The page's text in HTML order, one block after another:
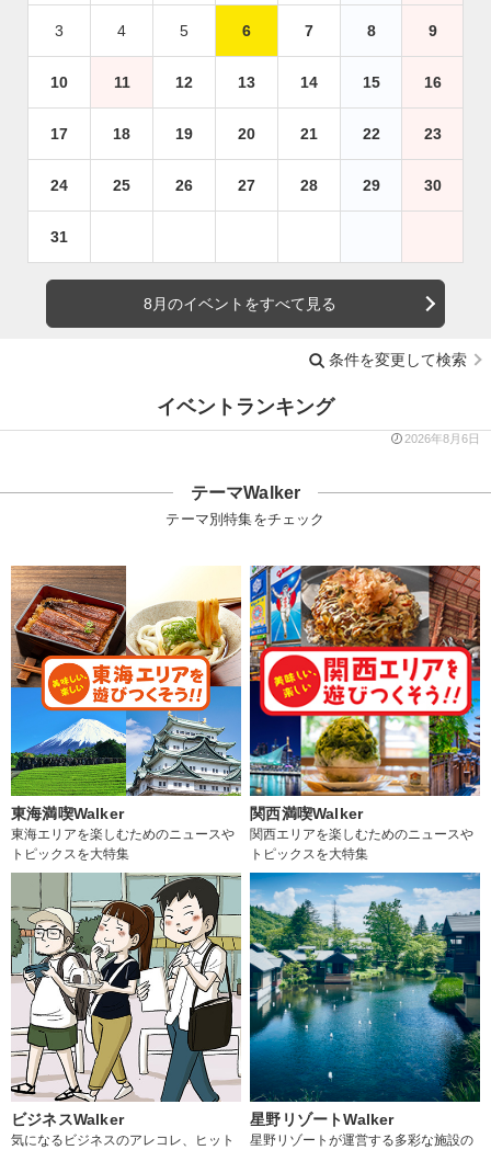
3 4 5 6 7 8 9
10 11 12 13 14 15 16
17 18 19 20 21 22 23
24 25 26 27 28 29 30
31
8月のイベントをすべて見る
条件を変更して検索
イベントランキング
2026年8月6日
テーマWalker
テーマ別特集をチェック
東海満喫Walker
東海エリアを楽しむためのニュースや
トピックスを大特集
関西満喫Walker
関西エリアを楽しむためのニュースや
トピックスを大特集
ビジネスWalker
気になるビジネスのアレコレ、ヒット
星野リゾートWalker
星野リゾートが運営する多彩な施設の